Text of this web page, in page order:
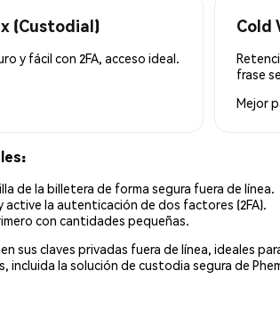
(Custodial)
y fácil con 2FA, acceso ideal.
Cold
frase
Mejor
de la billetera de forma segura fuera de línea.
active la autenticación de dos factores (2FA).
con cantidades pequeñas.
sus claves privadas fuera de línea, ideales
incluida la solución de custodia segura de